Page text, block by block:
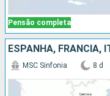
Pensão completa
ESPANHA, FRANCIA,
MSC Sinfonia 8 d